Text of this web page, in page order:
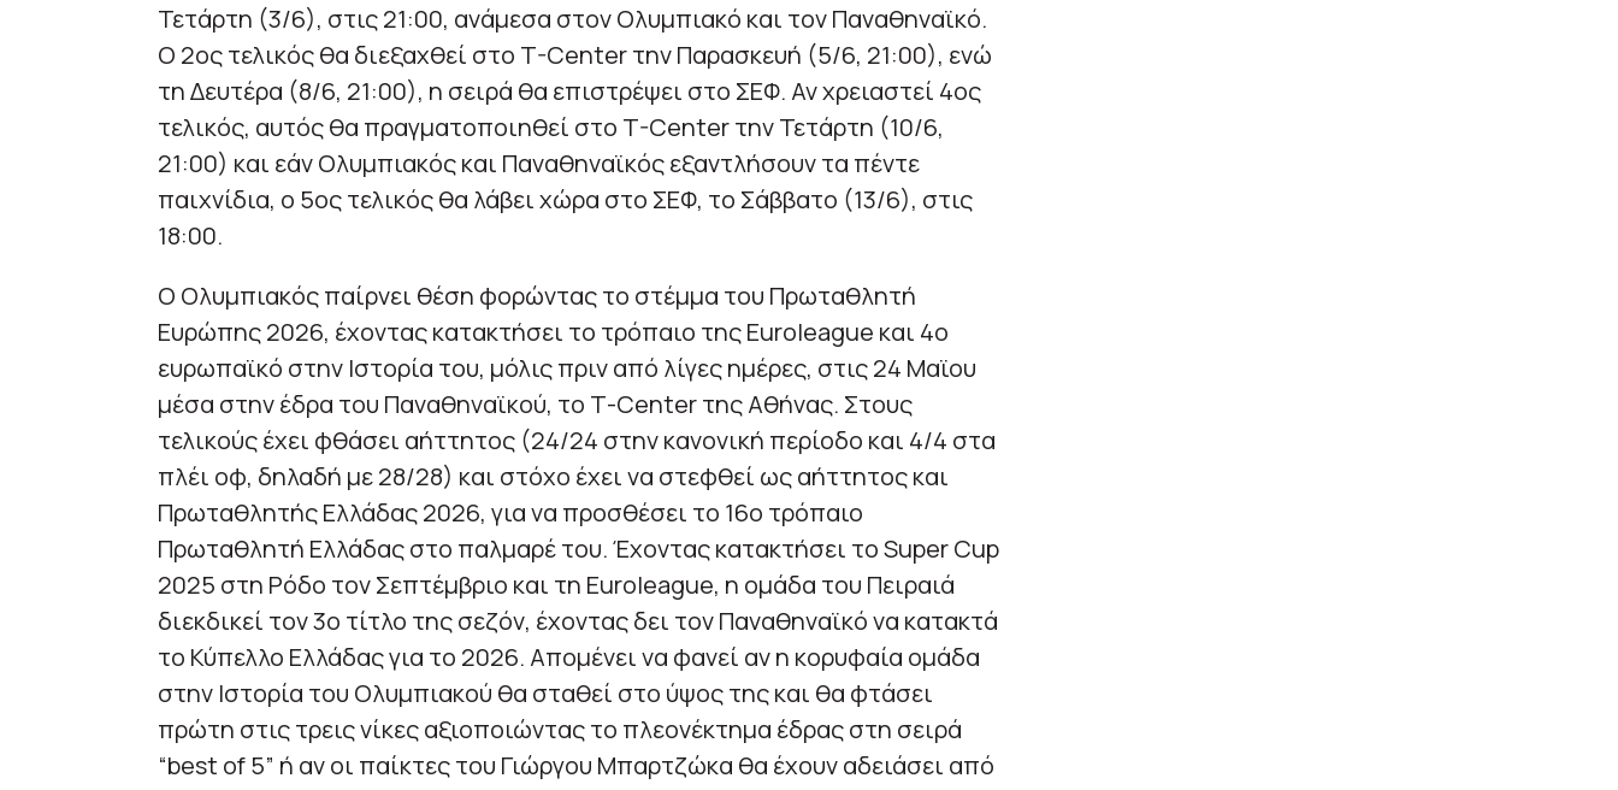
Τετάρτη (3/6), στις 21:00, ανάμεσα στον Ολυμπιακό και τον Παναθηναϊκό.
O 2oς τελικός θα διεξαχθεί στο T-Center την Παρασκευή (5/6, 21:00), ενώ
τη Δευτέρα (8/6, 21:00), η σειρά θα επιστρέψει στο ΣΕΦ. Αν χρειαστεί 4ος
τελικός, αυτός θα πραγματοποιηθεί στο T-Center την Τετάρτη (10/6,
21:00) και εάν Ολυμπιακός και Παναθηναϊκός εξαντλήσουν τα πέντε
παιχνίδια, ο 5ος τελικός θα λάβει χώρα στο ΣΕΦ, το Σάββατο (13/6), στις
18:00.
Ο Ολυμπιακός παίρνει θέση φορώντας το στέμμα του Πρωταθλητή
Ευρώπης 2026, έχοντας κατακτήσει το τρόπαιο της Euroleague και 4ο
ευρωπαϊκό στην Ιστορία του, μόλις πριν από λίγες ημέρες, στις 24 Μαϊου
μέσα στην έδρα του Παναθηναϊκού, το Τ-Center της Αθήνας. Στους
τελικούς έχει φθάσει αήττητος (24/24 στην κανονική περίοδο και 4/4 στα
πλέι οφ, δηλαδή με 28/28) και στόχο έχει να στεφθεί ως αήττητος και
Πρωταθλητής Ελλάδας 2026, για να προσθέσει το 16ο τρόπαιο
Πρωταθλητή Ελλάδας στο παλμαρέ του. Έχοντας κατακτήσει το Super Cup
2025 στη Ρόδο τον Σεπτέμβριο και τη Euroleague, η ομάδα του Πειραιά
διεκδικεί τον 3ο τίτλο της σεζόν, έχοντας δει τον Παναθηναϊκό να κατακτά
το Κύπελλο Ελλάδας για το 2026. Απομένει να φανεί αν η κορυφαία ομάδα
στην Ιστορία του Ολυμπιακού θα σταθεί στο ύψος της και θα φτάσει
πρώτη στις τρεις νίκες αξιοποιώντας το πλεονέκτημα έδρας στη σειρά
“best of 5” ή αν οι παίκτες του Γιώργου Μπαρτζώκα θα έχουν αδειάσει από